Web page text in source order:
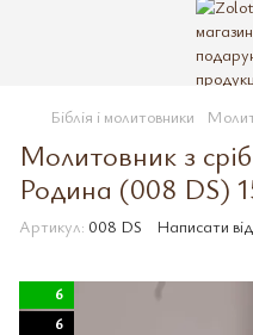
Біблія і молитовники
Молитовник з
Родина (008 DS)
Артикул: 008 DS Написати
6
6